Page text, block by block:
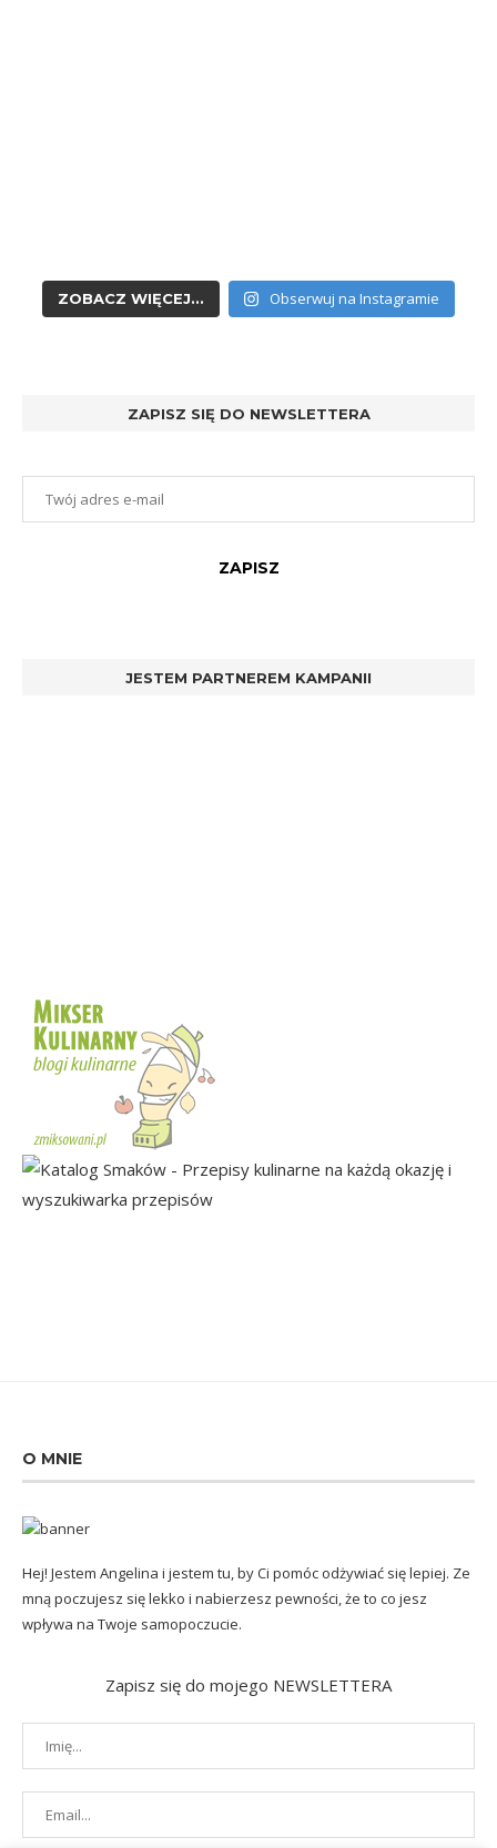
ZOBACZ WIĘCEJ... Obserwuj na Instagramie
ZAPISZ SIĘ DO NEWSLETTERA
JESTEM PARTNEREM KAMPANII
O MNIE
Hej! Jestem Angelina i jestem tu, by Ci pomóc odżywiać się lepiej. Ze
mną poczujesz się lekko i nabierzesz pewności, że to co jesz
wpływa na Twoje samopoczucie.
Zapisz się do mojego NEWSLETTERA